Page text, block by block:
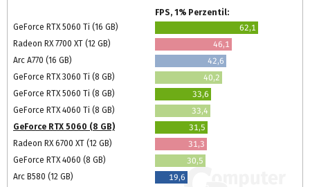
FPS, 1% Perzentil:
GeForce RTX 5060 Ti (16 GB)
62,1
Radeon RX 7700 XT (12 GB)
46,1
Arc A770 (16 GB)
42,6
GeForce RTX 3060 Ti (8 GB)
40,2
GeForce RTX 5060 Ti (8 GB)
33,6
GeForce RTX 4060 Ti (8 GB)
33,4
GeForce RTX 5060 (8 GB)
31,5
Radeon RX 6700 XT (12 GB)
31,3
GeForce RTX 4060 (8 GB)
30,5
Arc B580 (12 GB)
19,6